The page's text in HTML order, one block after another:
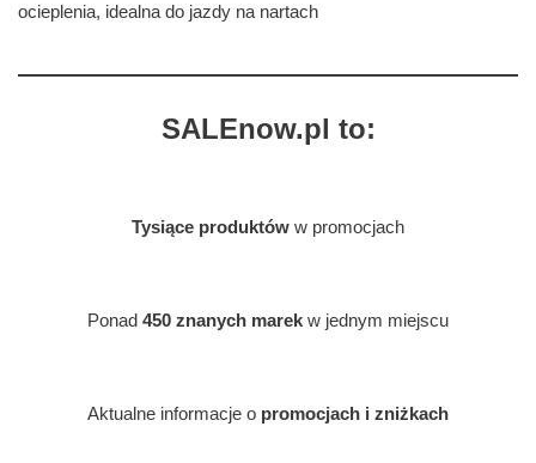
ocieplenia, idealna do jazdy na nartach
SALEnow.pl to:
Tysiące produktów w promocjach
Ponad 450 znanych marek w jednym miejscu
Aktualne informacje o promocjach i zniżkach